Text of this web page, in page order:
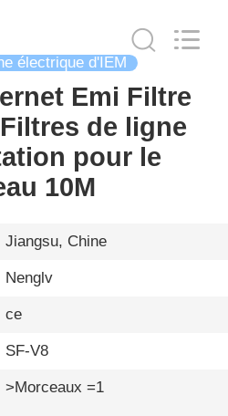
électrique d'IEM
Emi Filtre
de ligne
pour le
10M
Jiangsu, Chine
Nenglv
ce
SF-V8
>Morceaux =1